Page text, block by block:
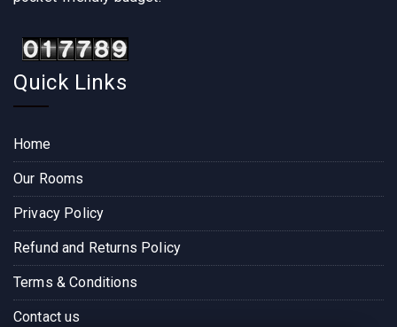
Quick Links
Home
Our Rooms
Privacy Policy
Refund and Returns Policy
Terms & Conditions
Contact us